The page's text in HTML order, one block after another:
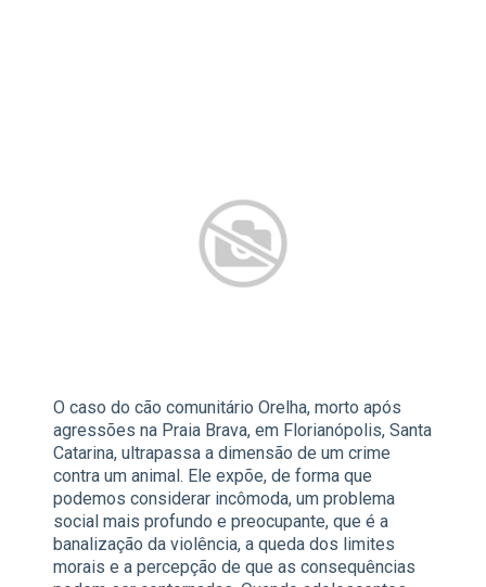
O caso do cão comunitário Orelha, morto após
agressões na Praia Brava, em Florianópolis, Santa
Catarina, ultrapassa a dimensão de um crime
contra um animal. Ele expõe, de forma que
podemos considerar incômoda, um problema
social mais profundo e preocupante, que é a
banalização da violência, a queda dos limites
morais e a percepção de que as consequências